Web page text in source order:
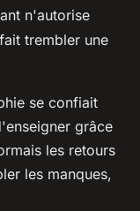
n'autorise
trembler une
se confiait
grâce
les retours
les manques,